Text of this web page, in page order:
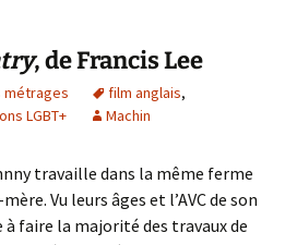
, de Francis Lee
métrages film anglais,
LGBT+ Machin
travaille dans la même ferme
Vu leurs âges et l’AVC de son
à faire la majorité des travaux de